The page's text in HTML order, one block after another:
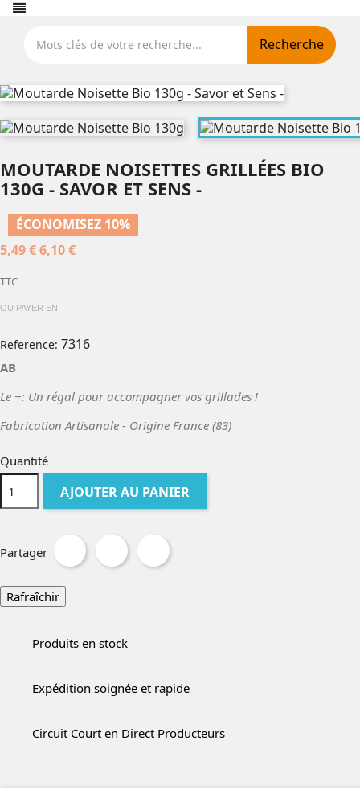
Recherche
MOUTARDE NOISETTES GRILLÉES BIO
130G - SAVOR ET SENS -
ÉCONOMISEZ 10%
5,49 €6,10 €
TTC
OU PAYER EN
Reference: 7316
AB
Le +: Un régal pour accompagner vos grillades !
Fabrication Artisanale - Origine France (83)
Quantité
AJOUTER AU PANIER
Partager
Produits en stock
Expédition soignée et rapide
Circuit Court en Direct Producteurs